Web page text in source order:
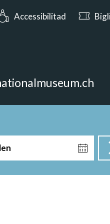
a partir da las 10:00
Accessibilitad